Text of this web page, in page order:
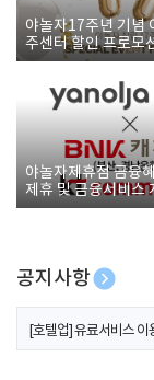
야놀자17주년 기념
주센터 할인 프로모
야놀자제휴점 금융
제휴 및 금융서비스
공지사항
[호텔업] 개인정보 처리
[호텔업] 유료서비스 이